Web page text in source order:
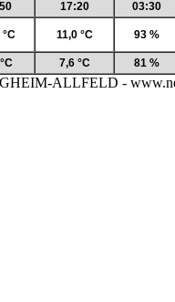
17:20 03:30
11,0 °C 93 %
7,6 °C 81 %
ALLFELD -